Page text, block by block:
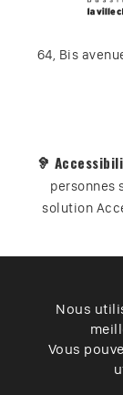
64, Bis
🦻
personnes
solution
Plan du
Nous
Vous